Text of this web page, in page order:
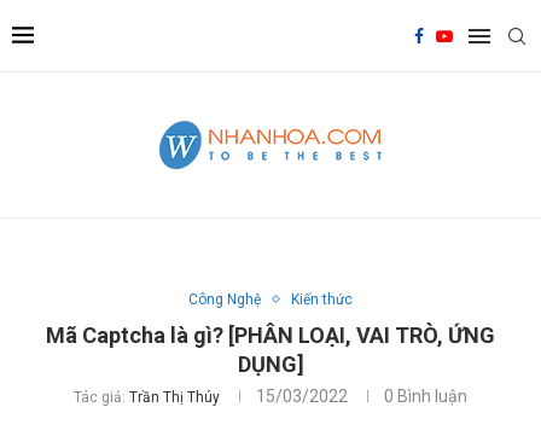
Công Nghệ Kiến thức
Mã Captcha là gì? [PHÂN LOẠI, VAI TRÒ, ỨNG
DỤNG]
Tác giả: Trần Thị Thúy 15/03/2022 0 Bình luận